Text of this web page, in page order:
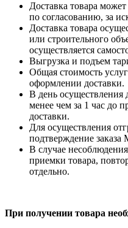
Доставка товара
по согласованию, за
Доставка товара
или строительного
осуществляется
Выгрузка и подъем
Общая стоимость
оформлении доставки.
В день осуществления
менее чем за 1 час до
доставки.
Для осуществления
подтверждение
В случае
приемки товара,
отдельно.
При получении товара